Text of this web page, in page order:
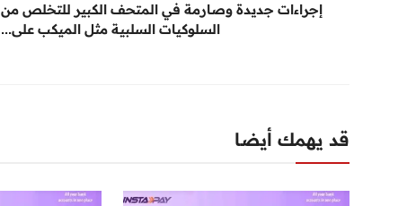
إجراءات جديدة وصارمة في المتحف الكبير للتخلص من
السلوكيات السلبية مثل الميكب على...
قد يهمك أيضا